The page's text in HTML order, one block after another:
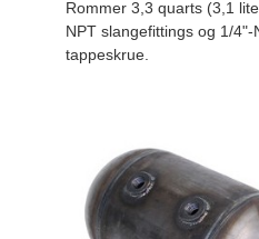
Rommer 3,3 quarts (3,1
NPT slangefittings og 1/4"-
tappeskrue.